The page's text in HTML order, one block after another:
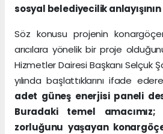
sosyal belediyecilik
Söz konusu projenin
arıcılara yönelik bir proje
Hizmetler Dairesi Başkanı Selçuk
yılında başlattıklarını ifade
adet güneş enerjisi paneli
Buradaki temel amacımız;
zorluğunu yaşayan